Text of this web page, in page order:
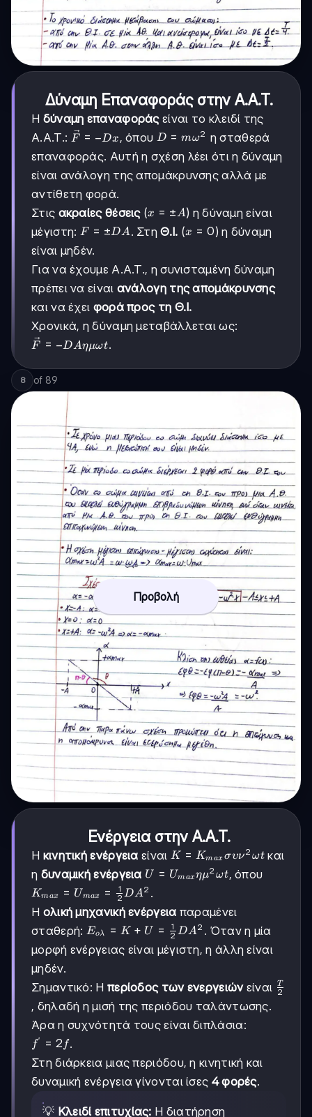
Δύναμη Επαναφοράς στην Α.Α.Τ.
Η δύναμη επαναφοράςείναι το κλειδί της
Α.Α.Τ.: \vec{F}
= -Dx
F = −Dx, όπου D =
mω^2
D = mω2 η σταθερά
επαναφοράς. Αυτή η σχέση λέει ότι η δύναμη
είναι ανάλογη της απομάκρυνσης αλλά με
αντίθετη φορά.
Στις ακραίες θέσεις(x
=
±A
x = ±A) η δύναμη είναι
μέγιστη: F =
±DA
F = ±DA. ΣτηΘ.Ι. (x
x = 0) η δύναμη
είναι μηδέν.
Για να έχουμε Α.Α.Τ., η συνισταμένη δύναμη
πρέπει να είναι ανάλογη της απομάκρυνσης
και να έχει φορά προς τη Θ.Ι.
Χρονικά, η δύναμη μεταβάλλεται ως:
\vec{F}
ημωt
F = −DAημωt.
8 of 89
Προβολή
Ενέργεια στην Α.Α.Τ.
Η κινητική ενέργεια είναι K =
K_{max}
συν^2ωt
K = Kmaxσυν2 ωt και
η δυναμική ενέργεια U =
U_{max}
ημ^2ωt
U = Umaxημ2 ωt, όπου
K_{max}
=
U_{max}
=
\frac{1}
{2}DA^2
Kmax = Umax = 2
1 DA2 .
Η ολική μηχανική ενέργεια παραμένει
σταθερή: E_{ολ}
=
{2}DA^2
Eολ = K + U = 2
1 DA2 . Όταν η μία
μορφή ενέργειας είναι μέγιστη, η άλλη είναι
μηδέν.
Σημαντικό: Η περίοδος των ενεργειώνείναι 2
T
, δηλαδή η μισή της περιόδου ταλάντωσης.
Άρα η συχνότητά τους είναι διπλάσια:
f'
=
2f
f′ = 2 f.
Στη διάρκεια μιας περιόδου, η κινητική και
δυναμική ενέργεια γίνονται ίσες 4 φορές.
💡 Κλειδί επιτυχίας: Η διατήρηση